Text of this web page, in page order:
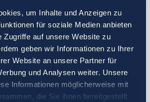
um Inhalte und Anzeigen zu
für soziale Medien anbieten
Zugriffe auf unsere Website zu
geben wir Informationen zu Ihrer
Website an unsere Partner für
und Analysen weiter. Unsere
Informationen möglicherweise mit
die Sie ihnen bereitgestellt